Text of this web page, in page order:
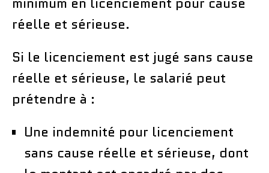
réelle et sérieuse.
Si le licenciement est jugé sans cause
réelle et sérieuse, le salarié peut
prétendre à :
Une indemnité pour licenciement
sans cause réelle et sérieuse, dont